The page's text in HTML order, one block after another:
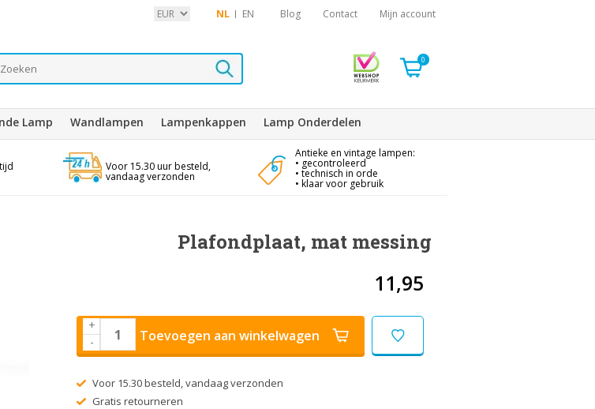
NL EN Blog Contact Mijn account
0
Lamp Wandlampen Lampenkappen Lamp Onderdelen
Voor 15.30 uur besteld,
vandaag verzonden
Antieke en vintage lampen:
• gecontroleerd
• technisch in orde
• klaar voor gebruik
Plafondplaat, mat messing
11,95
+
-
Toevoegen aan winkelwagen
Voor 15.30 besteld, vandaag verzonden
Gratis retourneren